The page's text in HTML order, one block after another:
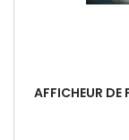
AFFICHEUR